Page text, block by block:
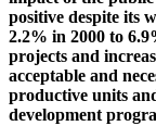
positive despite its
2.2% in 2000 to
projects and
acceptable and
productive units
development